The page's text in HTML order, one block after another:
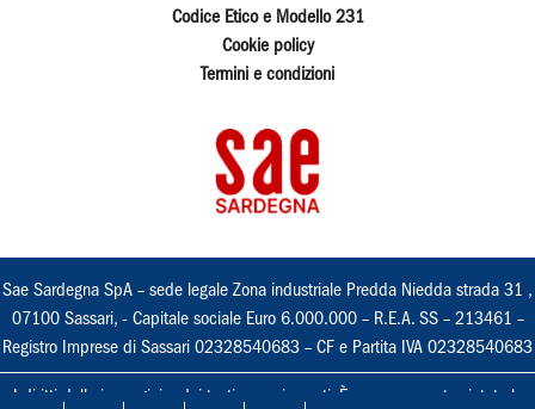
Codice Etico e Modello 231
Cookie policy
Termini e condizioni
Sae Sardegna SpA – sede legale Zona industriale Predda Niedda strada 31 ,
07100 Sassari, - Capitale sociale Euro 6.000.000 – R.E.A. SS – 213461 –
Registro Imprese di Sassari 02328540683 – CF e Partita IVA 02328540683
I diritti delle immagini e dei testi sono riservati. È espressamente vietata la